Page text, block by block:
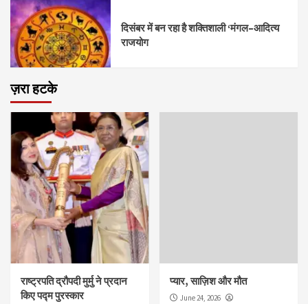
दिसंबर में बन रहा है शक्तिशाली ‘मंगल–आदित्य
राजयोग
ज़रा हटके
राष्ट्रपति द्रौपदी मुर्मु ने प्रदान
किए पद्म पुरस्कार
प्यार, साज़िश और मौत
June 24, 2026